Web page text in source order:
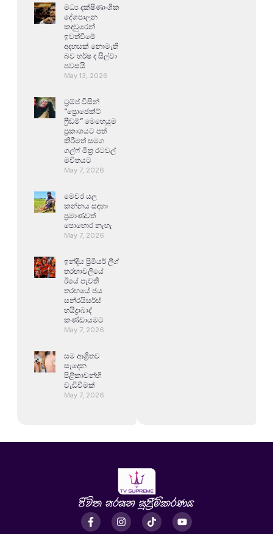
මධ්‍ය දක්ෂිණාංශික
දේශපාලන
කඳවුරෙන්
ඉවත්වීමේ
අදහසක් නොමැති
බව හර්ෂ ද සිල්වා
පවසයි
May 13, 2026
ට්‍රම්ප් විසින්
“ප්‍රොජෙක්ට්
ෆ්‍රීඩම්” මෙහෙයුම
ප්‍රකාශයට පත්
කිරීමත් සමග
ගල්ෆ් මිත්‍ර රටවල්
මවිතයට
May 7, 2026
මෙවර යල
කන්නය සඳහා
ප්‍රමාණවත්
පොහොර නැහැ
May 7, 2026
ඉන්දීය ප්‍රිමියර් ලීග්
තරඟාවලියේ
ඊයේ පැවති
තරඟයේ ජය
සන්රයිසර්ස්
හයිද්‍රාබාද්
කණ්ඩායමට
May 7, 2026
සම ආශ්‍රිතව
සෑදෙන
පිළිකාවන්හි
වැඩිවීමක්
May 7, 2026